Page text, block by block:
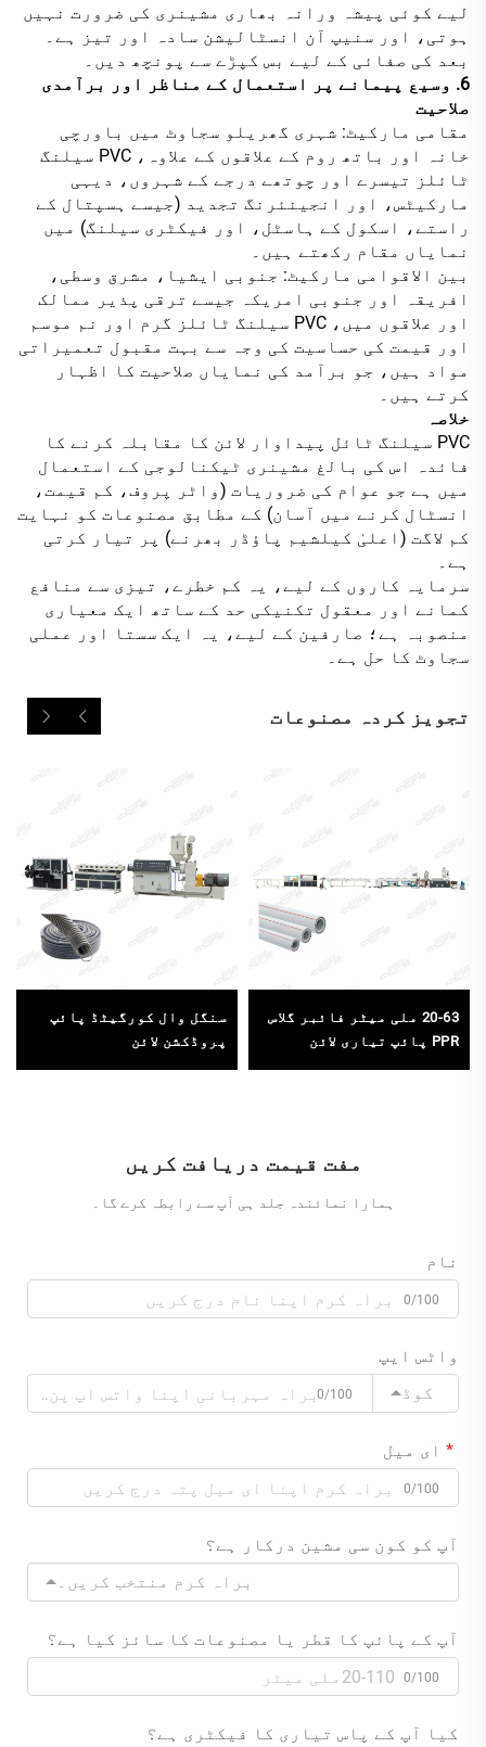
لیے کوئی پیشہ ورانہ بھاری مشینری کی ضرورت نہیں
ہوتی، اور سنیپ آن انسٹالیشن سادہ اور تیز ہے۔
بعد کی صفائی کے لیے بس کپڑے سے پونچھ دیں۔
6. وسیع پیمانے پر استعمال کے مناظر اور برآمدی
صلاحیت
مقامی مارکیٹ: شہری گھریلو سجاوٹ میں باورچی
خانہ اور باتھ روم کے علاقوں کے علاوہ، PVC سیلنگ
ٹائلز تیسرے اور چوتھے درجے کے شہروں، دیہی
مارکیٹس، اور انجینئرنگ تجدید (جیسے ہسپتال کے
راستے، اسکول کے ہاسٹل، اور فیکٹری سیلنگ) میں
نمایاں مقام رکھتے ہیں۔
بین الاقوامی مارکیٹ: جنوبی ایشیا، مشرق وسطی،
افریقہ اور جنوبی امریکہ جیسے ترقی پذیر ممالک
اور علاقوں میں، PVC سیلنگ ٹائلز گرم اور نم موسم
اور قیمت کی حساسیت کی وجہ سے بہت مقبول تعمیراتی
مواد ہیں، جو برآمد کی نمایاں صلاحیت کا اظہار
کرتے ہیں۔
خلاصہ
PVC سیلنگ ٹائل پیداوار لائن کا مقابلہ کرنے کا
فائدہ اس کی بالغ مشینری ٹیکنالوجی کے استعمال
میں ہے جو عوام کی ضروریات (واٹر پروف، کم قیمت،
انسٹال کرنے میں آسان) کے مطابق مصنوعات کو نہایت
کم لاگت (اعلیٰ کیلشیم پاؤڈر بھرنے) پر تیار کرتی
ہے۔
سرمایہ کاروں کے لیے، یہ کم خطرے، تیزی سے منافع
کمانے اور معقول تکنیکی حد کے ساتھ ایک معیاری
منصوبہ ہے؛ صارفین کے لیے، یہ ایک سستا اور عملی
سجاوٹ کا حل ہے۔
تجویز کردہ مصنوعات
20-63 ملی میٹر فائبر گلاس
PPR پائپ تیاری لائن
سنگل وال کورگیٹڈ پائپ
پروڈکشن لائن
مفت قیمت دریافت کریں
ہمارا نمائندہ جلد ہی آپ سے رابطہ کرے گا۔
نام
0/100
واٹس ایپ
کوڈ
0/100
ای میل
0/100
آپ کو کون سی مشین درکار ہے؟
براہ کرم منتخب کریں۔
آپ کے پائپ کا قطر یا مصنوعات کا سائز کیا ہے؟
0/100
کیا آپ کے پاس تیاری کا فیکٹری ہے؟